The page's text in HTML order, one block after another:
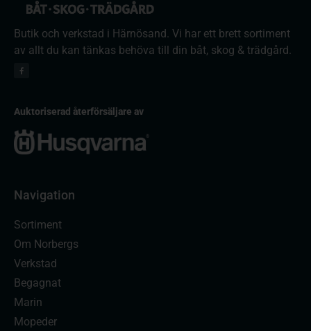
Butik och verkstad i Härnösand. Vi har ett brett sortiment
av allt du kan tänkas behöva till din båt, skog & trädgård.
Auktoriserad återförsäljare av
Navigation
Sortiment
Om Norbergs
Verkstad
Begagnat
Marin
Mopeder